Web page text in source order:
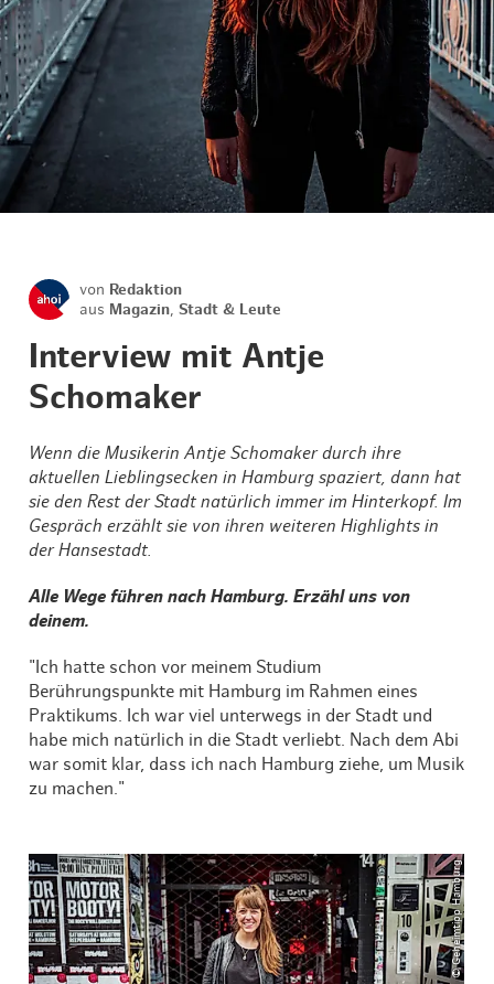
von Redaktion
aus Magazin ,Stadt & Leute
Interview mit Antje
Schomaker
Wenn die Musikerin Antje Schomaker durch ihre
aktuellen Lieblingsecken in Hamburg spaziert, dann hat
sie den Rest der Stadt natürlich immer im Hinterkopf. Im
Gespräch erzählt sie von ihren weiteren Highlights in
der Hansestadt.
Alle Wege führen nach Hamburg. Erzähl uns von
deinem.
"Ich hatte schon vor meinem Studium
Berührungspunkte mit Hamburg im Rahmen eines
Praktikums. Ich war viel unterwegs in der Stadt und
habe mich natürlich in die Stadt verliebt. Nach dem Abi
war somit klar, dass ich nach Hamburg ziehe, um Musik
zu machen."
© Geheimtipp Hamburg